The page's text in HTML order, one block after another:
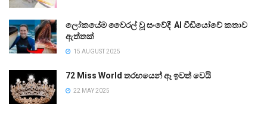
ලෝකයේම වෛරල් වූ සංවේදී AI වීඩියෝවේ කතාව
ඇත්තක්
15 AUGUST 2025
72 Miss World තරඟයෙන් ඈ ඉවත් වෙයි
22 MAY 2025